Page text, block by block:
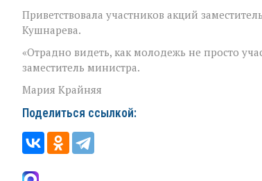
Приветствовала участников акций
Кушнарева.
«Отрадно видеть, как молодежь не просто
заместитель министра.
Мария Крайняя
Поделиться ссылкой: